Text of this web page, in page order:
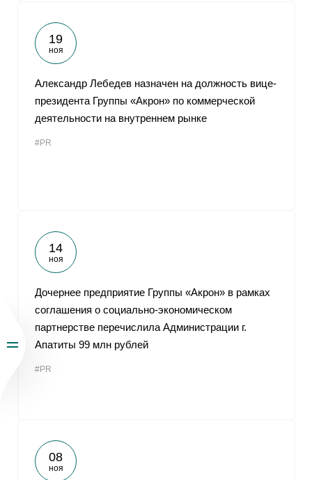
19
ноя
Александр Лебедев назначен на должность вице-
президента Группы «Акрон» по коммерческой
деятельности на внутреннем рынке
#PR
14
ноя
Дочернее предприятие Группы «Акрон» в рамках
соглашения о социально-экономическом
партнерстве перечислила Администрации г.
Апатиты 99 млн рублей
#PR
08
ноя